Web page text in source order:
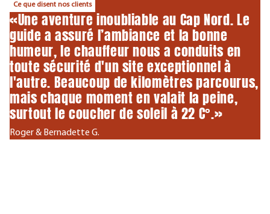
Ce que disent nos clients
«Une aventure inoubliable au Cap Nord. Le
guide a assuré l’ambiance et la bonne
humeur, le chauffeur nous a conduits en
toute sécurité d'un site exceptionnel à
l'autre. Beaucoup de kilomètres parcourus,
mais chaque moment en valait la peine,
surtout le coucher de soleil à 22 C°.»
Roger & Bernadette G.